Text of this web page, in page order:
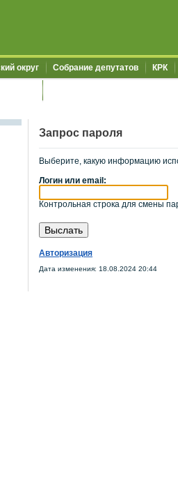
округ Собрание депутатов КРК
Запрос пароля
Выберите, какую информацию
Логин или email:
Контрольная строка для смены
Авторизация
Дата изменения: 18.08.2024 20:44